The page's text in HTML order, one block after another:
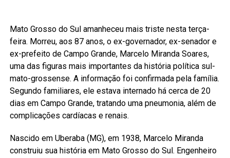
Mato Grosso do Sul amanheceu mais triste nesta terça-
feira. Morreu, aos 87 anos, o ex-governador, ex-senador e
ex-prefeito de Campo Grande, Marcelo Miranda Soares,
uma das figuras mais importantes da história política sul-
mato-grossense. A informação foi confirmada pela família.
Segundo familiares, ele estava internado há cerca de 20
dias em Campo Grande, tratando uma pneumonia, além de
complicações cardíacas e renais.
Nascido em Uberaba (MG), em 1938, Marcelo Miranda
construiu sua história em Mato Grosso do Sul. Engenheiro